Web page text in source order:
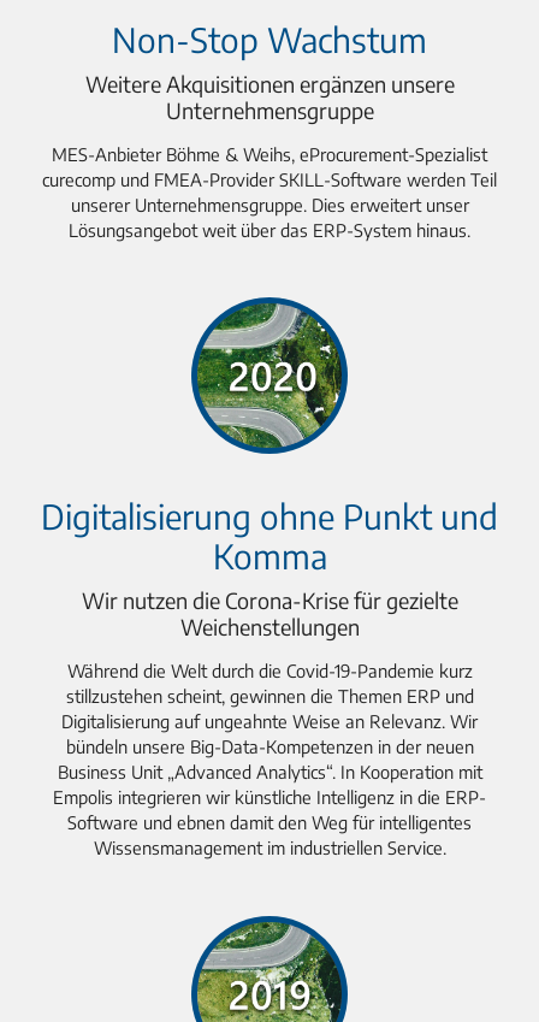
Non-Stop Wachstum
Weitere Akquisitionen ergänzen unsere
Unternehmensgruppe
MES-Anbieter Böhme & Weihs, eProcurement-Spezialist
curecomp und FMEA-Provider SKILL-Software werden Teil
unserer Unternehmensgruppe. Dies erweitert unser
Lösungsangebot weit über das ERP-System hinaus.
Digitalisierung ohne Punkt und
Komma
Wir nutzen die Corona-Krise für gezielte
Weichenstellungen
Während die Welt durch die Covid-19-Pandemie kurz
stillzustehen scheint, gewinnen die Themen ERP und
Digitalisierung auf ungeahnte Weise an Relevanz. Wir
bündeln unsere Big-Data-Kompetenzen in der neuen
Business Unit „Advanced Analytics“. In Kooperation mit
Empolis integrieren wir künstliche Intelligenz in die ERP-
Software und ebnen damit den Weg für intelligentes
Wissensmanagement im industriellen Service.